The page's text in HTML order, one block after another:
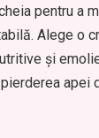
pentru a
Alege o
și
apei